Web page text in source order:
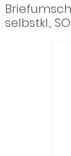
selbstkl.,